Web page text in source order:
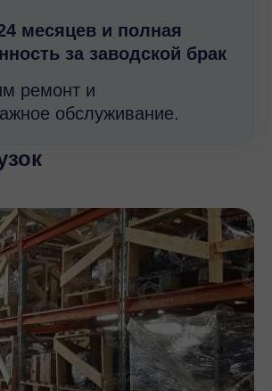
месяцев и полная
за заводской брак
ремонт и
обслуживание.